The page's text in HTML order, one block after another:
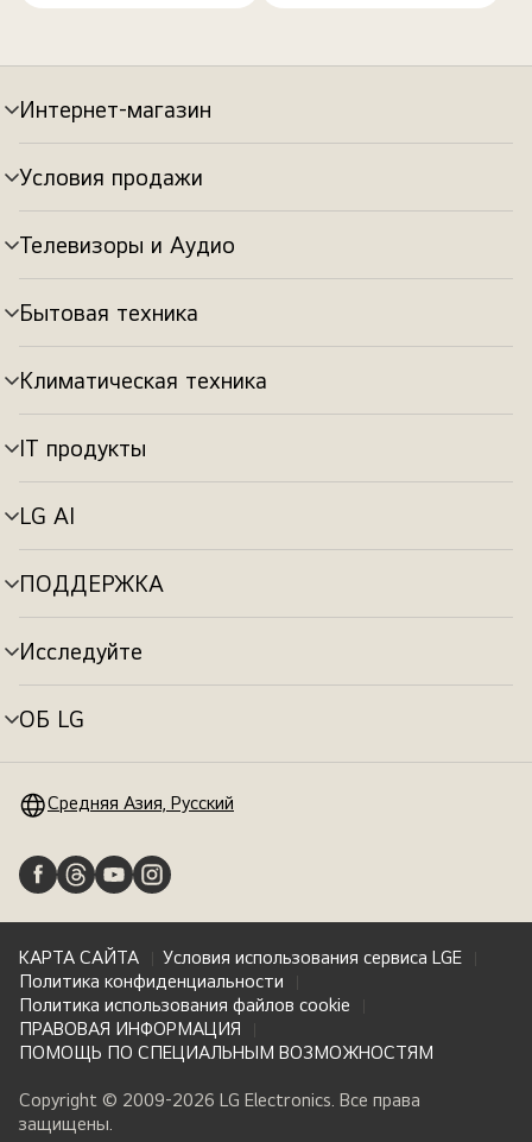
Интернет-магазин
Переключатель
меню
Условия продажи
Переключатель
меню
Телевизоры и Аудио
Переключатель
меню
Бытовая техника
Переключатель
меню
Климатическая техника
Переключатель
меню
IT продукты
Переключатель
меню
LG AI
Переключатель
меню
ПОДДЕРЖКА
Переключатель
меню
Исследуйте
Переключатель
меню
ОБ LG
Переключатель
Средняя Азия, Русский
КАРТА САЙТА
Условия использования сервиса LGE
Политика конфиденциальности
Политика использования файлов cookie
ПРАВОВАЯ ИНФОРМАЦИЯ
ПОМОЩЬ ПО СПЕЦИАЛЬНЫМ ВОЗМОЖНОСТЯМ
Copyright © 2009-2026 LG Electronics. Все права
защищены.